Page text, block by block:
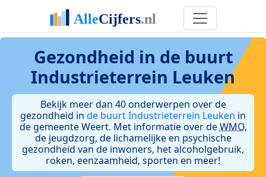
Gezondheid in de buurt
Industrieterrein Leuken
Bekijk meer dan 40 onderwerpen over de
gezondheid in de buurt Industrieterrein Leuken in
de gemeente Weert. Met informatie over deWMO,
de jeugdzorg, de lichamelijke en psychische
gezondheid van de inwoners, het alcoholgebruik,
roken, eenzaamheid, sporten en meer!